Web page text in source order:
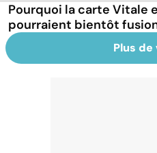
Pourquoi la carte Vitale
pourraient bientôt
Plus